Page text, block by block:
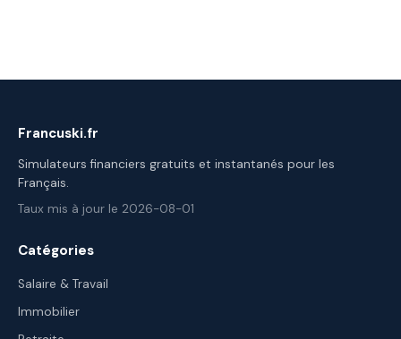
Francuski.fr
Simulateurs financiers gratuits et instantanés pour les
Français.
Taux mis à jour le 2026-08-01
Catégories
Salaire & Travail
Immobilier